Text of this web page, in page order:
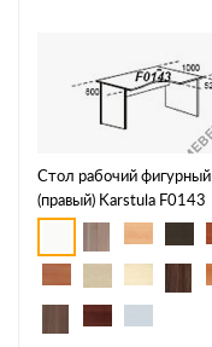
Стол рабочий фигурный
(правый) Karstula F0143